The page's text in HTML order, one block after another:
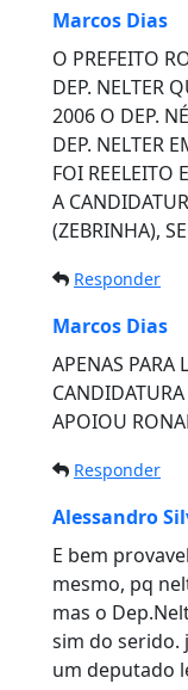
Marcos Dias
O PREFEITO
DEP. NELTER
2006 O DEP.
DEP. NELTER
FOI REELEITO
A
(ZEBRINHA),
Responder
Marcos Dias
APENAS PARA
APOIOU
Responder
Alessandro
E bem
mesmo, pq
mas o
sim do serido.
um deputado